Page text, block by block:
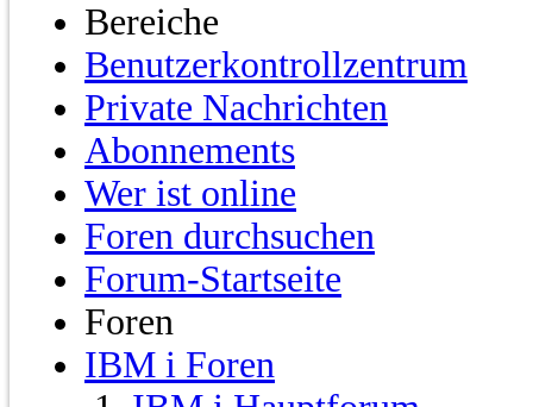
Bereiche
Benutzerkontrollzentrum
Private Nachrichten
Abonnements
Wer ist online
Foren durchsuchen
Forum-Startseite
Foren
IBM i Foren